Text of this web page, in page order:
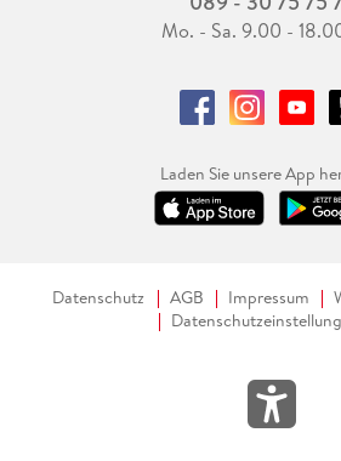
Mo. - Sa. 9.00 -
Laden Sie unsere App
Datenschutz AGB Impressum